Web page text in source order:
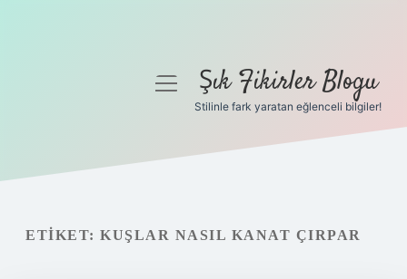
Gizlilik Politikası
menüyüŞık Fikirler Blogu
Stilinle fark yaratan eğlenceli bilgiler!
ETIKET: KUŞLAR NASIL KANAT ÇIRPAR